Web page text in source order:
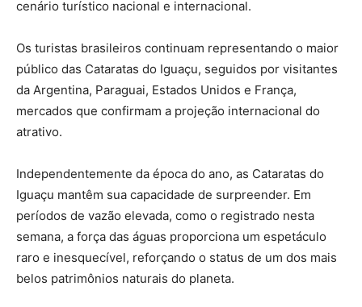
cenário turístico nacional e internacional.
Os turistas brasileiros continuam representando o maior
público das Cataratas do Iguaçu, seguidos por visitantes
da Argentina, Paraguai, Estados Unidos e França,
mercados que confirmam a projeção internacional do
atrativo.
Independentemente da época do ano, as Cataratas do
Iguaçu mantêm sua capacidade de surpreender. Em
períodos de vazão elevada, como o registrado nesta
semana, a força das águas proporciona um espetáculo
raro e inesquecível, reforçando o status de um dos mais
belos patrimônios naturais do planeta.